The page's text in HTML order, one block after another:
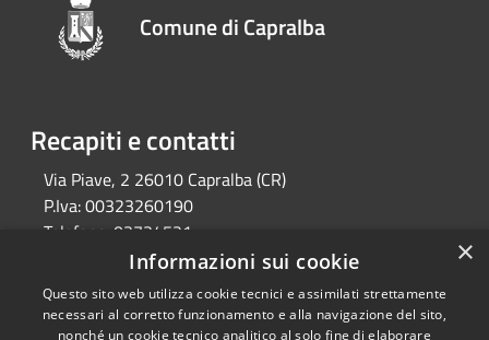
Comune di Capralba
Recapiti e contatti
Via Piave, 2 26010 Capralba (CR)
P.Iva:00323260190
Telefono: 03734521
segreteria@comune.capralba.cr.it
Pec:
pec@pec.comune.capralba.cr.it
×
Informazioni sui cookie
Questo sito web utilizza cookie tecnici e assimilati strettamente
necessari al corretto funzionamento e alla navigazione del sito,
nonché un cookie tecnico analitico al solo fine di elaborare